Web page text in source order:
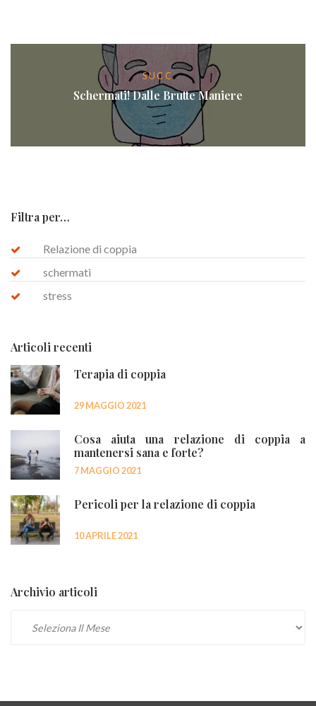
SUCC
Schermati! Dalle Brutte Maniere
Filtra per…
Relazione di coppia
schermati
stress
Articoli recenti
Terapia di coppia
29 MAGGIO 2021
Cosa aiuta una relazione di coppia a
mantenersi sana e forte?
7 MAGGIO 2021
Pericoli per la relazione di coppia
10 APRILE 2021
Archivio articoli